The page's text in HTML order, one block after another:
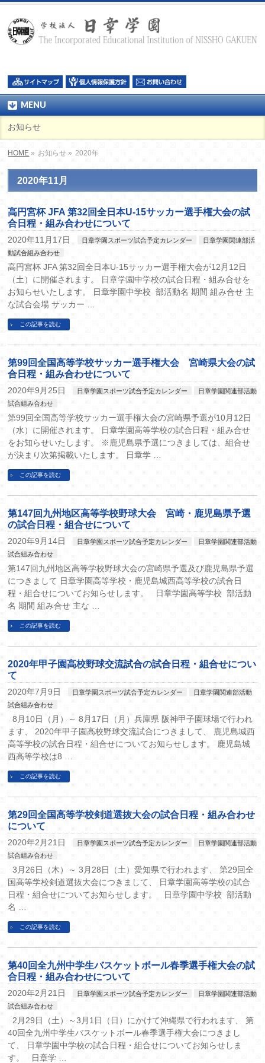
MENU
お知らせ
HOME » お知らせ » 2020年
2020年11月
高円宮杯 JFA 第32回全日本U-15サッカー選手権大会の試
合日程・組み合わせについて
2020年11月17日 日章学園スポーツ試合予定カレンダー
日章学園関連部活
動試合組み合わせ
高円宮杯 JFA 第32回全日本U-15サッカー選手権大会が12月12日
（土）に開催されます。 日章学園中学校の試合日程・組み合せを
お知らせいたします。 日章学園中学校 部活動名 期間 組み合せ 主
な試合会場 サッカー …
この記事を読む
第99回全国高等学校サッカー選手権大会 宮崎県大会の試
合日程・組み合わせについて
2020年9月25日 日章学園スポーツ試合予定カレンダー
日章学園関連部活動
試合組み合わせ
第99回全国高等学校サッカー選手権大会の宮崎県予選が10月12日
（水）に開催されます。 日章学園高等学校の試合日程・組み合せ
をお知らせいたします。 ※鹿児島県予選につきましては、組合せ
が決まり次第掲載いたします。 日章学 …
この記事を読む
第147回九州地区高等学校野球大会 宮崎・鹿児島県予選
の試合日程・組合せについて
2020年9月14日 日章学園スポーツ試合予定カレンダー
日章学園関連部活動
試合組み合わせ
第147回九州地区高等学校野球大会の宮崎県予選及び鹿児島県予選
につきまして 日章学園高等学校・鹿児島城西高等学校の試合日
程・組合せについてお知らせします。 日章学園高等学校 部活動
名 期間 組み合せ 主な …
この記事を読む
2020年甲子園高校野球交流試合の試合日程・組合せについ
て
2020年7月9日 日章学園スポーツ試合予定カレンダー
日章学園関連部活動
試合組み合わせ
8月10日（月）～ 8月17日（月）兵庫県 阪神甲子園球場で行われ
ます、 2020年甲子園高校野球交流試合につきまして、 鹿児島城西
高等学校の試合日程・組合せについてお知らせします。 鹿児島城
西高等学校は8 …
この記事を読む
第29回全国高等学校剣道選抜大会の試合日程・組み合わせ
について
2020年2月21日 日章学園スポーツ試合予定カレンダー
日章学園関連部活動
試合組み合わせ
3月26日（木）～ 3月28日（土）愛知県で行われます、 第29回全
国高等学校剣道選抜大会につきまして、 日章学園高等学校の試合
日程・組合せについてお知らせします。 日章学園中学校 部活動
名 …
この記事を読む
第40回全九州中学生バスケットボール春季選手権大会の試
合日程・組み合わせについて
2020年2月21日 日章学園スポーツ試合予定カレンダー
日章学園関連部活動
試合組み合わせ
2月29日（土）～3月1日（日）にかけて沖縄県で行われます、 第
40回全九州中学生バスケットボール春季選手権大会につきまし
て、 日章学園中学校の試合日程・組合せについてお知らせしま
す。 日章学 …